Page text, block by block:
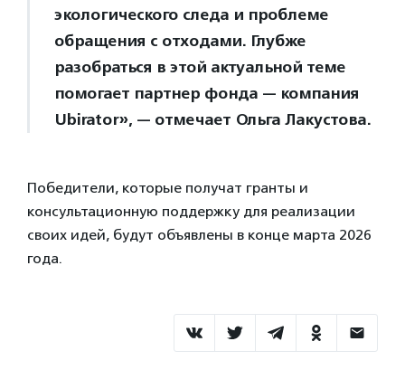
экологического следа и проблеме
обращения с отходами. Глубже
разобраться в этой актуальной теме
помогает партнер фонда — компания
Ubirator», — отмечает Ольга Лакустова.
Победители, которые получат гранты и
консультационную поддержку для реализации
своих идей, будут объявлены в конце марта 2026
года.